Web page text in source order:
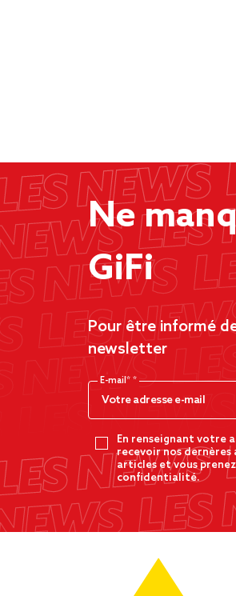
Ne
GiFi
Pour être informé
newsletter
E-mail*
En renseignant votre
recevoir nos dernères
articles et vous
confidentialité.